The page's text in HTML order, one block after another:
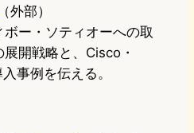
（外部）
ー・ソティオーへの取
開戦略と、Cisco・
事例を伝える。